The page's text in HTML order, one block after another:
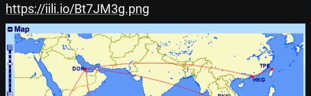
https://iili.io/Bt7JM3g.png